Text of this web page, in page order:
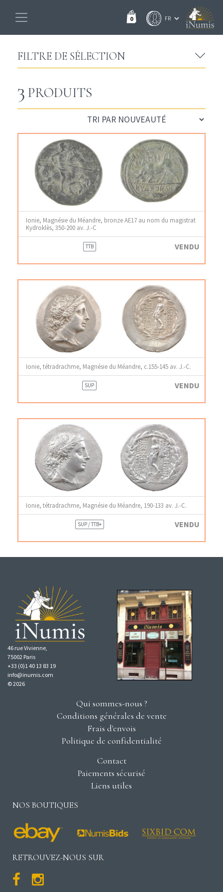
0
FILTRE DE SÉLECTION
3 PRODUITS
Ionie, Magnésie du Méandre, bronze AE17 au nom du magistrat
Kydroklès, 350-200 av. J.-C
TTB VENDU
Ionie, tétradrachme, Magnésie du Méandre, c.155-145 av. J.-C.
SUP VENDU
Ionie, tétradrachme, Magnésie du Méandre, 190-133 av. J.-C.
SUP / TTB+ VENDU
46 rue Vivienne,
75002 Paris
+33 (0)1 40 13 83 19
info@inumis.com
© 2026
Qui sommes-nous ?
Conditions générales de vente
Frais d'envois
Politique de confidentialité
Contact
Paiements sécurisé
Liens utiles
NOS BOUTIQUES
RETROUVEZ-NOUS SUR